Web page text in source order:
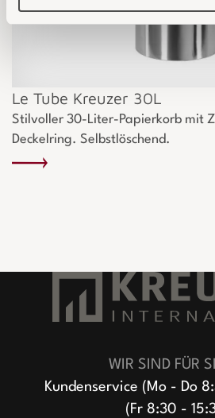
Le Tube Kreuzer 30L
Stilvoller 30-Liter-Papierkorb mit
Deckelring. Selbstlöschend.
WIR SIND FÜR
Kundenservice (Mo - Do
(Fr 8:30 -